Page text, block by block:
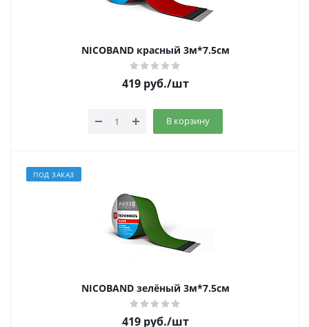
NICOBAND красный 3м*7.5см
419руб./шт
В корзину
ПОД ЗАКАЗ
NICOBAND зелёный 3м*7.5см
419руб./шт